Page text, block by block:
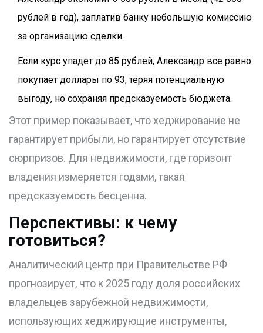
рублей в год), заплатив банку небольшую комиссию
за организацию сделки.
Если курс упадет до 85 рублей, Александр все равно
покупает доллары по 93, теряя потенциальную
выгоду, но сохраняя предсказуемость бюджета.
Этот пример показывает, что хеджирование не
гарантирует прибыли, но гарантирует отсутствие
сюрпризов. Для недвижимости, где горизонт
владения измеряется годами, такая
предсказуемость бесценна.
Перспективы: к чему
готовиться?
Аналитический центр при Правительстве РФ
прогнозирует, что к 2025 году доля российских
владельцев зарубежной недвижимости,
использующих хеджирующие инструменты,